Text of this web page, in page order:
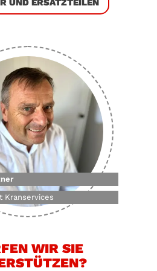
UND ERSATZTEILEN
WIR SIE
Kranservices